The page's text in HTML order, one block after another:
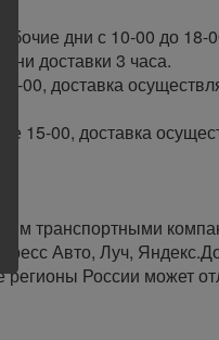
дни с 10-00 до 18-
доставки 3 часа.
00, доставка
15-00, доставка
транспортными
Авто, Луч,
России может